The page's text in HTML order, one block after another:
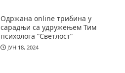
Одржана online трибина у
сарадњи са удружењем Тим
психолога ”Светлост”
ЈУН 18, 2024